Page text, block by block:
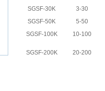
SGSF-30K
3-30
SGSF-50K
5-50
SGSF-100K
10-100
SGSF-200K 20-200